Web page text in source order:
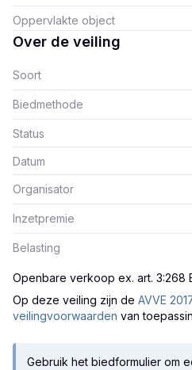
Oppervlakte object
Over de veiling
Soort
Biedmethode
Status
Datum
Organisator
Inzetpremie
Belasting
Openbare verkoop ex. art. 3:268
Op deze veiling zijn de AVVE
veilingvoorwaarden van
Gebruik het biedformulier om